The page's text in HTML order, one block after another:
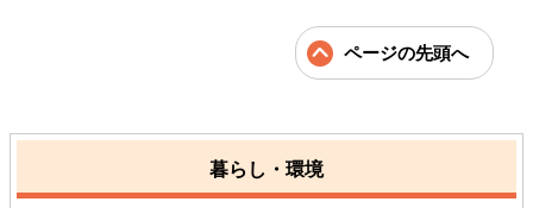
ページの先頭へ
暮らし・環境